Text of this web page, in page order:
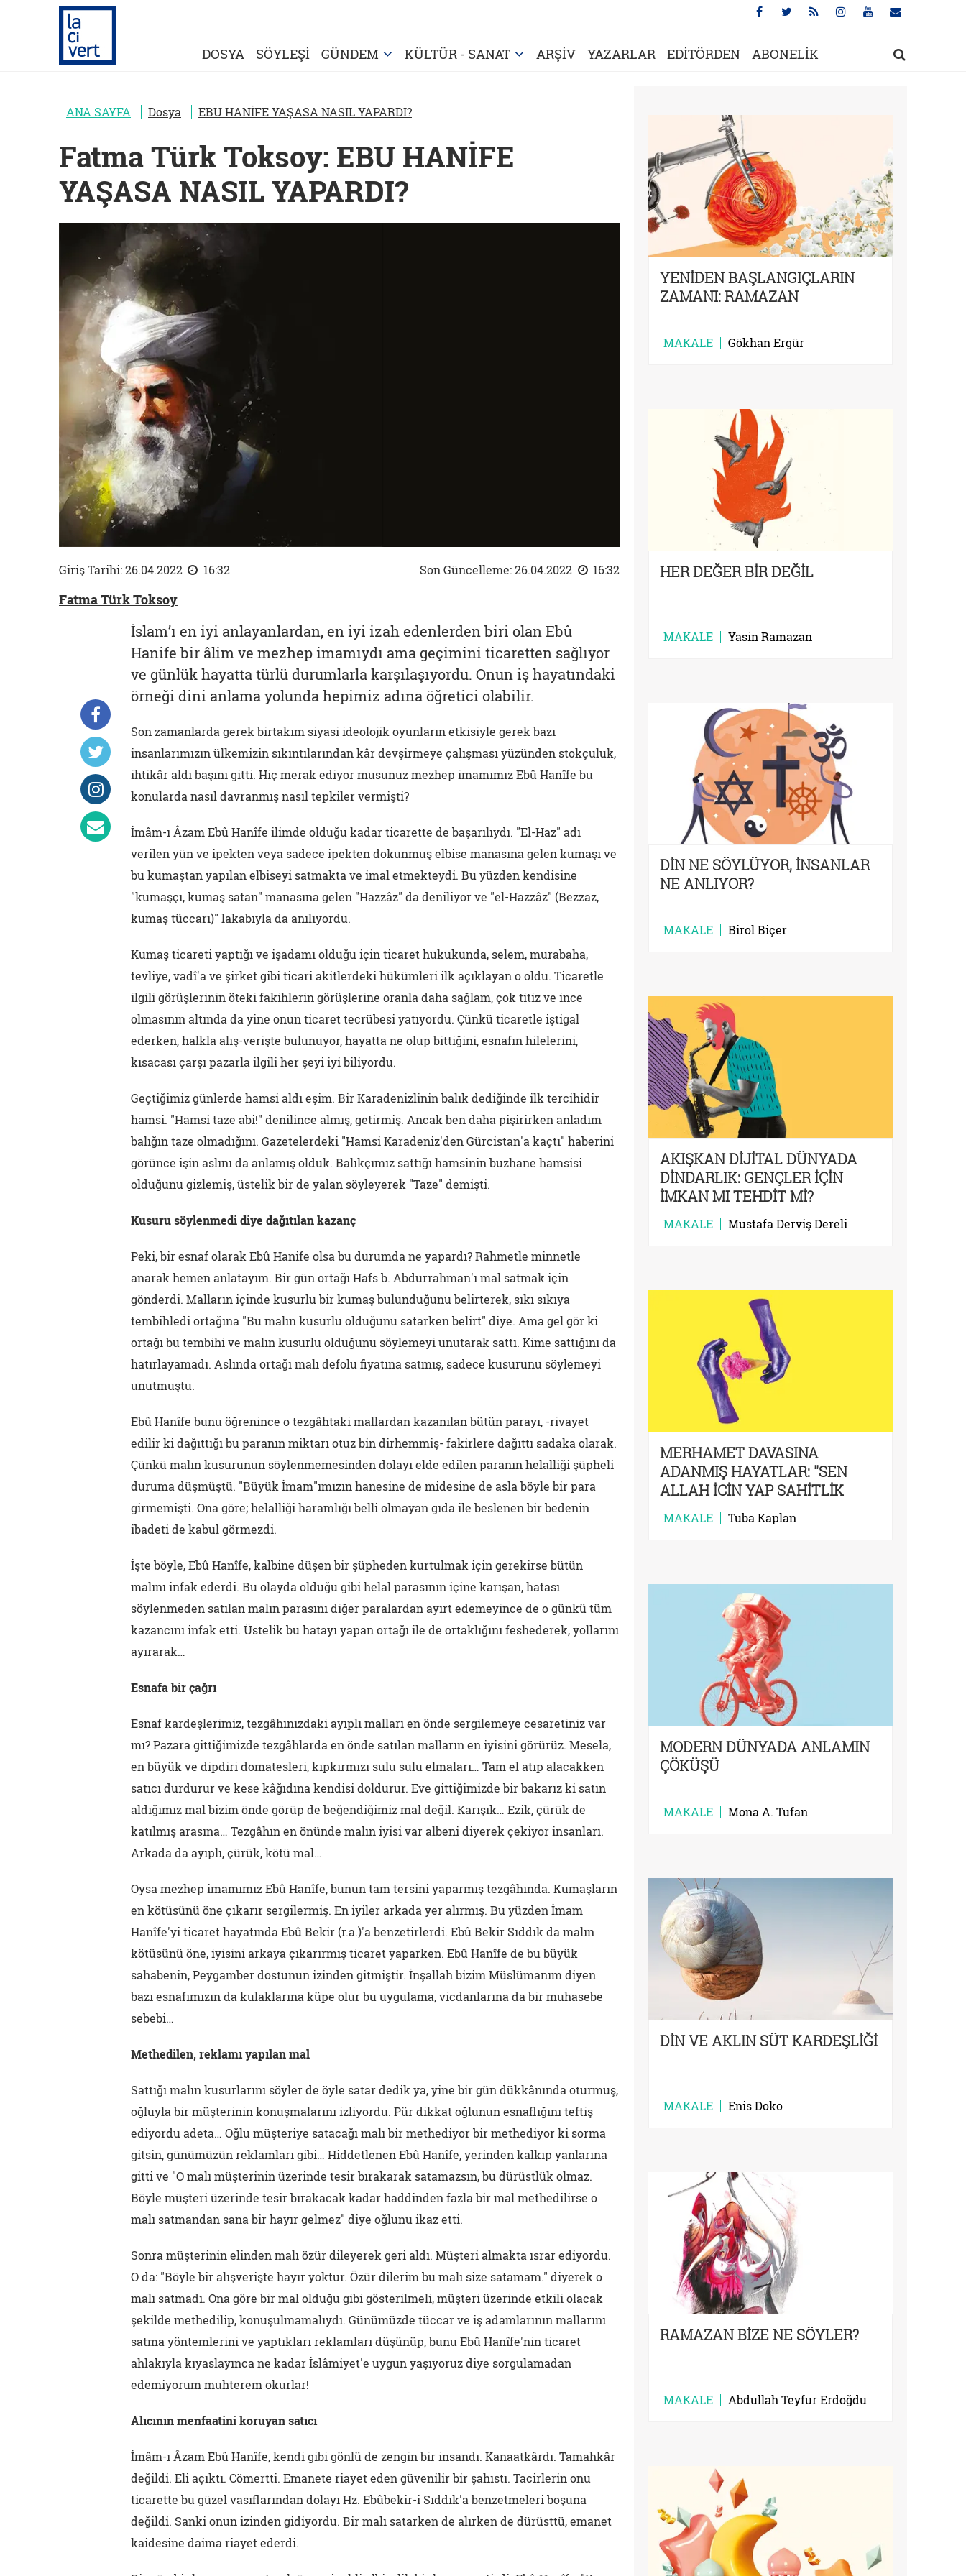
DOSYA SÖYLEŞİ GÜNDEM KÜLTÜR - SANAT ARŞİV YAZARLAR EDİTÖRDEN ABONELİK
ANA SAYFA Dosya EBU HANİFE YAŞASA NASIL YAPARDI?
Fatma Türk Toksoy: EBU HANİFE
YAŞASA NASIL YAPARDI?
Giriş Tarihi: 26.04.2022 16:32 Son Güncelleme: 26.04.2022 16:32
Fatma Türk Toksoy
İslam’ı en iyi anlayanlardan, en iyi izah edenlerden biri olan Ebû
Hanife bir âlim ve mezhep imamıydı ama geçimini ticaretten sağlıyor
ve günlük hayatta türlü durumlarla karşılaşıyordu. Onun iş hayatındaki
örneği dini anlama yolunda hepimiz adına öğretici olabilir.
Son zamanlarda gerek birtakım siyasi ideolojik oyunların etkisiyle gerek bazı
insanlarımızın ülkemizin sıkıntılarından kâr devşirmeye çalışması yüzünden stokçuluk,
ihtikâr aldı başını gitti. Hiç merak ediyor musunuz mezhep imamımız Ebû Hanîfe bu
konularda nasıl davranmış nasıl tepkiler vermişti?
İmâm-ı Âzam Ebû Hanîfe ilimde olduğu kadar ticarette de başarılıydı. "El-Haz" adı
verilen yün ve ipekten veya sadece ipekten dokunmuş elbise manasına gelen kumaşı ve
bu kumaştan yapılan elbiseyi satmakta ve imal etmekteydi. Bu yüzden kendisine
"kumaşçı, kumaş satan" manasına gelen "Hazzâz" da deniliyor ve "el-Hazzâz" (Bezzaz,
kumaş tüccarı)" lakabıyla da anılıyordu.
Kumaş ticareti yaptığı ve işadamı olduğu için ticaret hukukunda, selem, murabaha,
tevliye, vadî'a ve şirket gibi ticari akitlerdeki hükümleri ilk açıklayan o oldu. Ticaretle
ilgili görüşlerinin öteki fakihlerin görüşlerine oranla daha sağlam, çok titiz ve ince
olmasının altında da yine onun ticaret tecrübesi yatıyordu. Çünkü ticaretle iştigal
ederken, halkla alış-verişte bulunuyor, hayatta ne olup bittiğini, esnafın hilelerini,
kısacası çarşı pazarla ilgili her şeyi iyi biliyordu.
Geçtiğimiz günlerde hamsi aldı eşim. Bir Karadenizlinin balık dediğinde ilk tercihidir
hamsi. "Hamsi taze abi!" denilince almış, getirmiş. Ancak ben daha pişirirken anladım
balığın taze olmadığını. Gazetelerdeki "Hamsi Karadeniz'den Gürcistan'a kaçtı" haberini
görünce işin aslını da anlamış olduk. Balıkçımız sattığı hamsinin buzhane hamsisi
olduğunu gizlemiş, üstelik bir de yalan söyleyerek "Taze" demişti.
Kusuru söylenmedi diye dağıtılan kazanç
Peki, bir esnaf olarak Ebû Hanife olsa bu durumda ne yapardı? Rahmetle minnetle
anarak hemen anlatayım. Bir gün ortağı Hafs b. Abdurrahman'ı mal satmak için
gönderdi. Malların içinde kusurlu bir kumaş bulunduğunu belirterek, sıkı sıkıya
tembihledi ortağına "Bu malın kusurlu olduğunu satarken belirt" diye. Ama gel gör ki
ortağı bu tembihi ve malın kusurlu olduğunu söylemeyi unutarak sattı. Kime sattığını da
hatırlayamadı. Aslında ortağı malı defolu fiyatına satmış, sadece kusurunu söylemeyi
unutmuştu.
Ebû Hanîfe bunu öğrenince o tezgâhtaki mallardan kazanılan bütün parayı, -rivayet
edilir ki dağıttığı bu paranın miktarı otuz bin dirhemmiş- fakirlere dağıttı sadaka olarak.
Çünkü malın kusurunun söylenmemesinden dolayı elde edilen paranın helalliği şüpheli
duruma düşmüştü. "Büyük İmam"ımızın hanesine de midesine de asla böyle bir para
girmemişti. Ona göre; helalliği haramlığı belli olmayan gıda ile beslenen bir bedenin
ibadeti de kabul görmezdi.
İşte böyle, Ebû Hanîfe, kalbine düşen bir şüpheden kurtulmak için gerekirse bütün
malını infak ederdi. Bu olayda olduğu gibi helal parasının içine karışan, hatası
söylenmeden satılan malın parasını diğer paralardan ayırt edemeyince de o günkü tüm
kazancını infak etti. Üstelik bu hatayı yapan ortağı ile de ortaklığını feshederek, yollarını
ayırarak…
Esnafa bir çağrı
Esnaf kardeşlerimiz, tezgâhınızdaki ayıplı malları en önde sergilemeye cesaretiniz var
mı? Pazara gittiğimizde tezgâhlarda en önde satılan malların en iyisini görürüz. Mesela,
en büyük ve dipdiri domatesleri, kıpkırmızı sulu sulu elmaları… Tam el atıp alacakken
satıcı durdurur ve kese kâğıdına kendisi doldurur. Eve gittiğimizde bir bakarız ki satın
aldığımız mal bizim önde görüp de beğendiğimiz mal değil. Karışık… Ezik, çürük de
katılmış arasına… Tezgâhın en önünde malın iyisi var albeni diyerek çekiyor insanları.
Arkada da ayıplı, çürük, kötü mal…
Oysa mezhep imamımız Ebû Hanîfe, bunun tam tersini yaparmış tezgâhında. Kumaşların
en kötüsünü öne çıkarır sergilermiş. En iyiler arkada yer alırmış. Bu yüzden İmam
Hanîfe'yi ticaret hayatında Ebû Bekir (r.a.)'a benzetirlerdi. Ebû Bekir Sıddık da malın
kötüsünü öne, iyisini arkaya çıkarırmış ticaret yaparken. Ebû Hanîfe de bu büyük
sahabenin, Peygamber dostunun izinden gitmiştir. İnşallah bizim Müslümanım diyen
bazı esnafımızın da kulaklarına küpe olur bu uygulama, vicdanlarına da bir muhasebe
sebebi…
Methedilen, reklamı yapılan mal
Sattığı malın kusurlarını söyler de öyle satar dedik ya, yine bir gün dükkânında oturmuş,
oğluyla bir müşterinin konuşmalarını izliyordu. Pür dikkat oğlunun esnaflığını teftiş
ediyordu adeta… Oğlu müşteriye satacağı malı bir methediyor bir methediyor ki sorma
gitsin, günümüzün reklamları gibi… Hiddetlenen Ebû Hanîfe, yerinden kalkıp yanlarına
gitti ve "O malı müşterinin üzerinde tesir bırakarak satamazsın, bu dürüstlük olmaz.
Böyle müşteri üzerinde tesir bırakacak kadar haddinden fazla bir mal methedilirse o
malı satmandan sana bir hayır gelmez" diye oğlunu ikaz etti.
Sonra müşterinin elinden malı özür dileyerek geri aldı. Müşteri almakta ısrar ediyordu.
O da: "Böyle bir alışverişte hayır yoktur. Özür dilerim bu malı size satamam." diyerek o
malı satmadı. Ona göre bir mal olduğu gibi gösterilmeli, müşteri üzerinde etkili olacak
şekilde methedilip, konuşulmamalıydı. Günümüzde tüccar ve iş adamlarının mallarını
satma yöntemlerini ve yaptıkları reklamları düşünüp, bunu Ebû Hanîfe'nin ticaret
ahlakıyla kıyaslayınca ne kadar İslâmiyet'e uygun yaşıyoruz diye sorgulamadan
edemiyorum muhterem okurlar!
Alıcının menfaatini koruyan satıcı
İmâm-ı Âzam Ebû Hanîfe, kendi gibi gönlü de zengin bir insandı. Kanaatkârdı. Tamahkâr
değildi. Eli açıktı. Cömertti. Emanete riayet eden güvenilir bir şahıstı. Tacirlerin onu
ticarette bu güzel vasıflarından dolayı Hz. Ebûbekir-i Sıddık'a benzetmeleri boşuna
değildi. Sanki onun izinden gidiyordu. Bir malı satarken de alırken de dürüsttü, emanet
kaidesine daima riayet ederdi.
YENİDEN BAŞLANGIÇLARIN
ZAMANI: RAMAZAN
MAKALE Gökhan Ergür
HER DEĞER BİR DEĞİL
MAKALE Yasin Ramazan
DİN NE SÖYLÜYOR, İNSANLAR
NE ANLIYOR?
MAKALE Birol Biçer
AKIŞKAN DİJİTAL DÜNYADA
DİNDARLIK: GENÇLER İÇİN
İMKAN MI TEHDİT Mİ?
MAKALE Mustafa Derviş Dereli
MERHAMET DAVASINA
ADANMIŞ HAYATLAR: ''SEN
ALLAH İÇİN YAP ŞAHİTLİK
EDEN ALLAH'TIR''
MAKALE Tuba Kaplan
MODERN DÜNYADA ANLAMIN
ÇÖKÜŞÜ
MAKALE Mona A. Tufan
DİN VE AKLIN SÜT KARDEŞLİĞİ
MAKALE Enis Doko
RAMAZAN BİZE NE SÖYLER?
MAKALE Abdullah Teyfur Erdoğdu